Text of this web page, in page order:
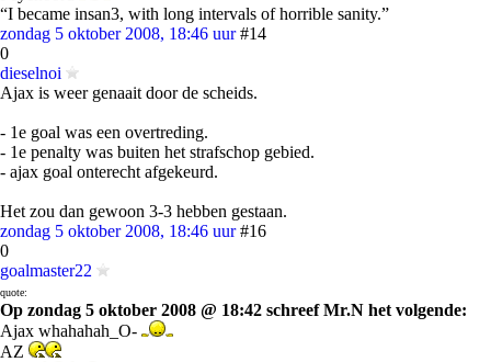
“I became insan3, with long intervals of horrible sanity.”
zondag 5 oktober 2008, 18:46 uur #14
0
dieselnoi
Ajax is weer genaait door de scheids.
- 1e goal was een overtreding.
- 1e penalty was buiten het strafschop gebied.
- ajax goal onterecht afgekeurd.
Het zou dan gewoon 3-3 hebben gestaan.
zondag 5 oktober 2008, 18:46 uur #16
0
goalmaster22
quote:
Op zondag 5 oktober 2008 @ 18:42 schreef Mr.N het volgende:
Ajax whahahah_O-
AZ